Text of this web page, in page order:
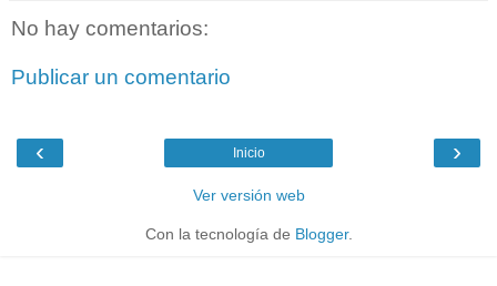
No hay comentarios:
Publicar un comentario
‹ ›
Inicio
Ver versión web
Con la tecnología de Blogger.